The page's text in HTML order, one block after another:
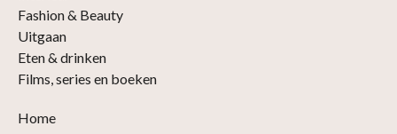
Fashion & Beauty
Uitgaan
Eten & drinken
Films, series en boeken
Home